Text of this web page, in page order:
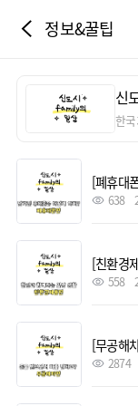
정보&꿀팁
신
한
[폐휴대
638
[친환경
558
[무공해
2874